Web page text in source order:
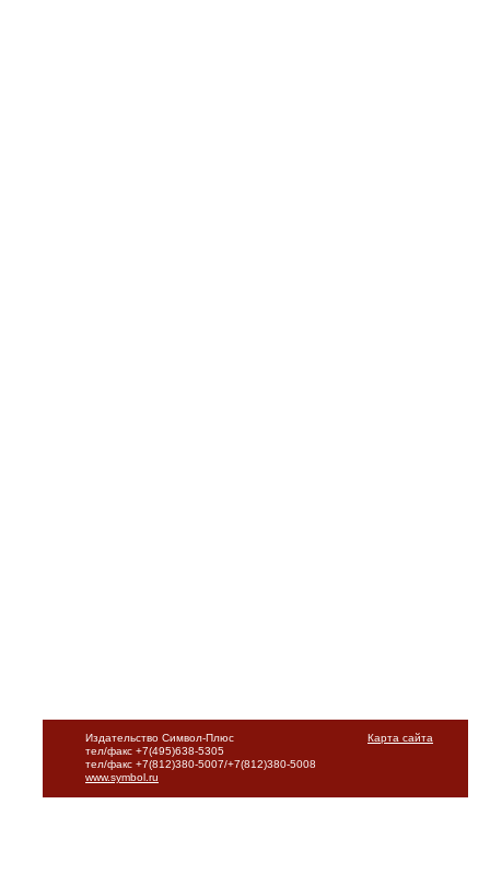
Карта сайта
Издательство Символ-Плюс
тел/факс +7(495)638-5305
тел/факс +7(812)380-5007/+7(812)380-5008
www.symbol.ru